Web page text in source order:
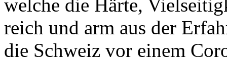
welche die Härte,
reich und arm aus der
die Schweiz vor einem